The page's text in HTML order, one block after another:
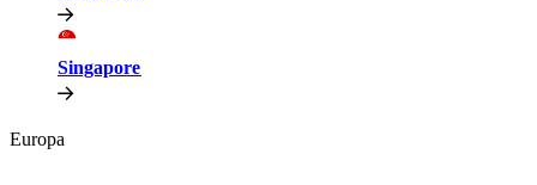
Singapore​​
Europa​​